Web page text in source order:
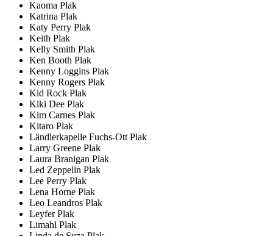
Kaoma Plak
Katrina Plak
Katy Perry Plak
Keith Plak
Kelly Smith Plak
Ken Booth Plak
Kenny Loggins Plak
Kenny Rogers Plak
Kid Rock Plak
Kiki Dee Plak
Kim Carnes Plak
Kitaro Plak
Ländlerkapelle Fuchs-Ott Plak
Larry Greene Plak
Laura Branigan Plak
Led Zeppelin Plak
Lee Perry Plak
Lena Horne Plak
Leo Leandros Plak
Leyfer Plak
Limahl Plak